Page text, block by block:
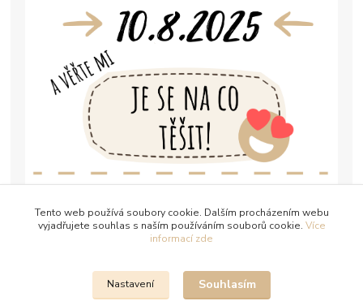
Tento web používá soubory cookie. Dalším procházením webu
vyjadřujete souhlas s naším používáním souborů cookie. Více
informací zde
Nastavení Souhlasím